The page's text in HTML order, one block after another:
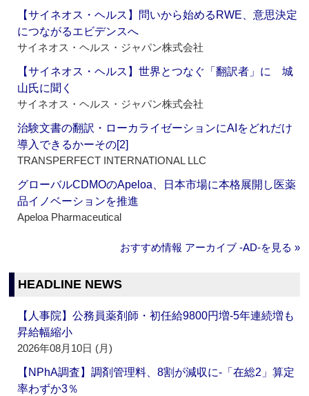
【サイネオス・ヘルス】問いから始めるRWE、意思決定
につながるエビデンスへ
サイネオス・ヘルス・ジャパン株式会社
【サイネオス・ヘルス】世界とつなぐ「翻訳者」に 城
山氏に聞く
サイネオス・ヘルス・ジャパン株式会社
治験文書の翻訳・ローカライゼーションにAIをどれだけ
導入できるかーその[2]
TRANSPERFECT INTERNATIONAL LLC
グローバルCDMOのApeloa、日本市場に本格展開し医薬
品イノベーションを推進
Apeloa Pharmaceutical
おすすめ情報 アーカイブ ‐AD‐を見る »
HEADLINE NEWS
【人事院】公務員薬剤師・初任給9800円増‐5年連続増も
昇給幅縮小
2026年08月10日 (月)
【NPhA調査】調剤管理料、8割が減収に‐「在総2」算定
率わずか3％